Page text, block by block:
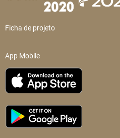
Ficha de projeto
App Mobile